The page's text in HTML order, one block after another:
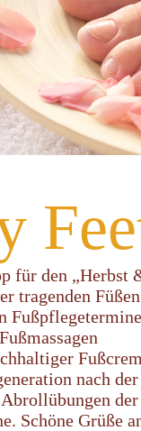
für den „Herbst
tragenden
nach
Schöne Grüße